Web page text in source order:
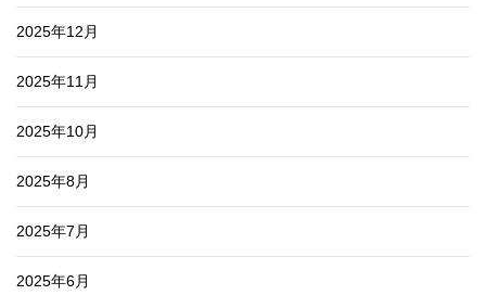
2025年12月
2025年11月
2025年10月
2025年8月
2025年7月
2025年6月